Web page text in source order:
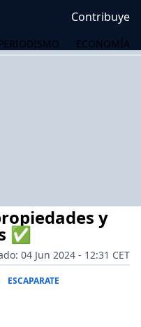
Contribuye
ECONOMÍA
y
✅
04 Jun 2024 - 12:31 CET
ESCAPARATE